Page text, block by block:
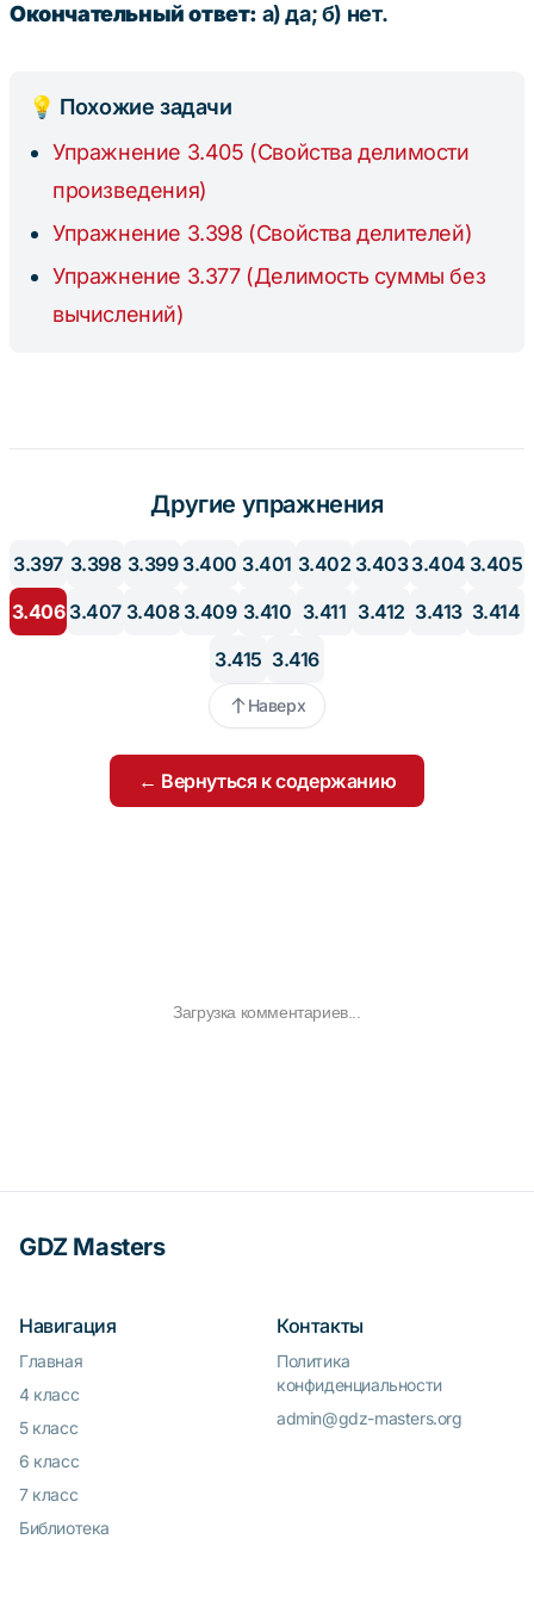
Окончательный ответ: а) да; б) нет.
💡 Похожие задачи
Упражнение 3.405 (Свойства делимости
произведения)
Упражнение 3.398 (Свойства делителей)
Упражнение 3.377 (Делимость суммы без
вычислений)
Другие упражнения
3.397 3.398 3.399 3.400 3.401 3.402 3.4033.404 3.405
3.406 3.407 3.408 3.409 3.410 3.411 3.412 3.413 3.414
3.415 3.416
Наверх
← Вернуться к содержанию
Загрузка комментариев...
GDZ Masters
Навигация
Главная
4 класс
5 класс
6 класс
7 класс
Библиотека
Контакты
Политика
конфиденциальности
admin@gdz-masters.org